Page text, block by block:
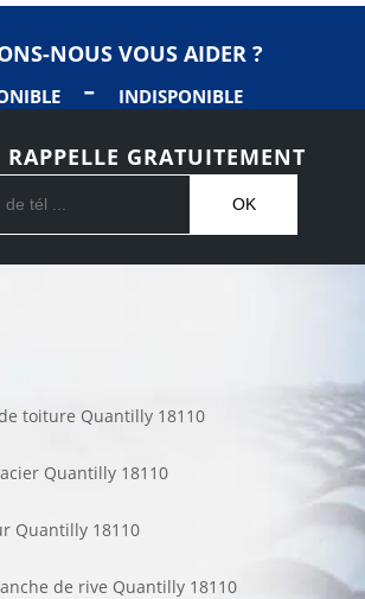
NOUS VOUS AIDER ?
- INDISPONIBLE
GRATUITEMENT
toiture Quantilly 18110
Quantilly 18110
Quantilly 18110
de rive Quantilly 18110